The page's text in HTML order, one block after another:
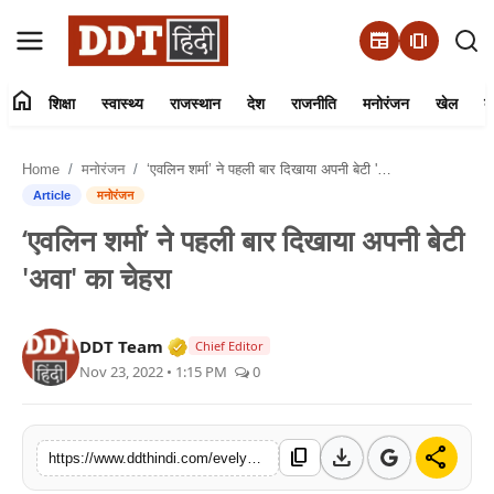
newspaper amp_stories
हमारे बारे में
शिक्षा
राजस्थान
राजनीति
home शिक्षा स्वास्थ्य राजस्थान देश राजनीति मनोरंजन खेल
Home मनोरंजन ‘एवलिन शर्मा’ ने पहली बार दिखाया अपनी बेटी 'अवा' का चेहरा
Article मनोरंजन
‘एवलिन शर्मा’ ने पहली बार दिखाया अपनी बेटी
'अवा' का चेहरा
DDT Team Verified Media or Organization • 01
Chief Editor
Nov 23, 2022 • 1:15 PM 0
content_copy download share